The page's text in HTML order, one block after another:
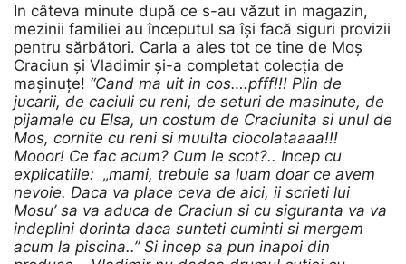
In câteva minute după ce s-au văzut in magazin,
mezinii familiei au începutul sa își facă siguri provizii
pentru sărbători. Carla a ales tot ce tine de Moș
Craciun și Vladimir și-a completat colecția de
mașinuțe! “Cand ma uit in cos….pfff!!! Plin de
jucarii, de caciuli cu reni, de seturi de masinute, de
pijamale cu Elsa, un costum de Craciunita si unul de
Mos, cornite cu reni si muulta ciocolataaaa!!!
Mooor! Ce fac acum? Cum le scot?.. Incep cu
explicatiile: „mami, trebuie sa luam doar ce avem
nevoie. Daca va place ceva de aici, ii scrieti lui
Mosu’ sa va aduca de Craciun si cu siguranta va va
indeplini dorinta daca sunteti cuminti si mergem
acum la piscina..” Si incep sa pun inapoi din